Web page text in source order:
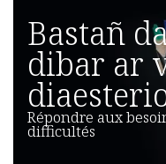
Bastañ
dibar ar
Répondre aux
difficultés